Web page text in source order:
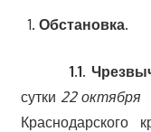
Обстановка.
1.1.
сутки 22 октября
Краснодарского